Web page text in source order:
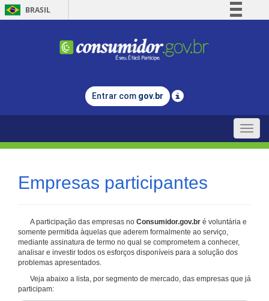
BRASIL
Comunica BR
Legislação
Entrar com gov.br
Toggle
Empresas participantes
A participação das empresas no Consumidor.gov.br é voluntária e
somente permitida àquelas que aderem formalmente ao serviço,
mediante assinatura de termo no qual se comprometem a conhecer,
analisar e investir todos os esforços disponíveis para a solução dos
problemas apresentados.
Veja abaixo a lista, por segmento de mercado, das empresas que já
participam: